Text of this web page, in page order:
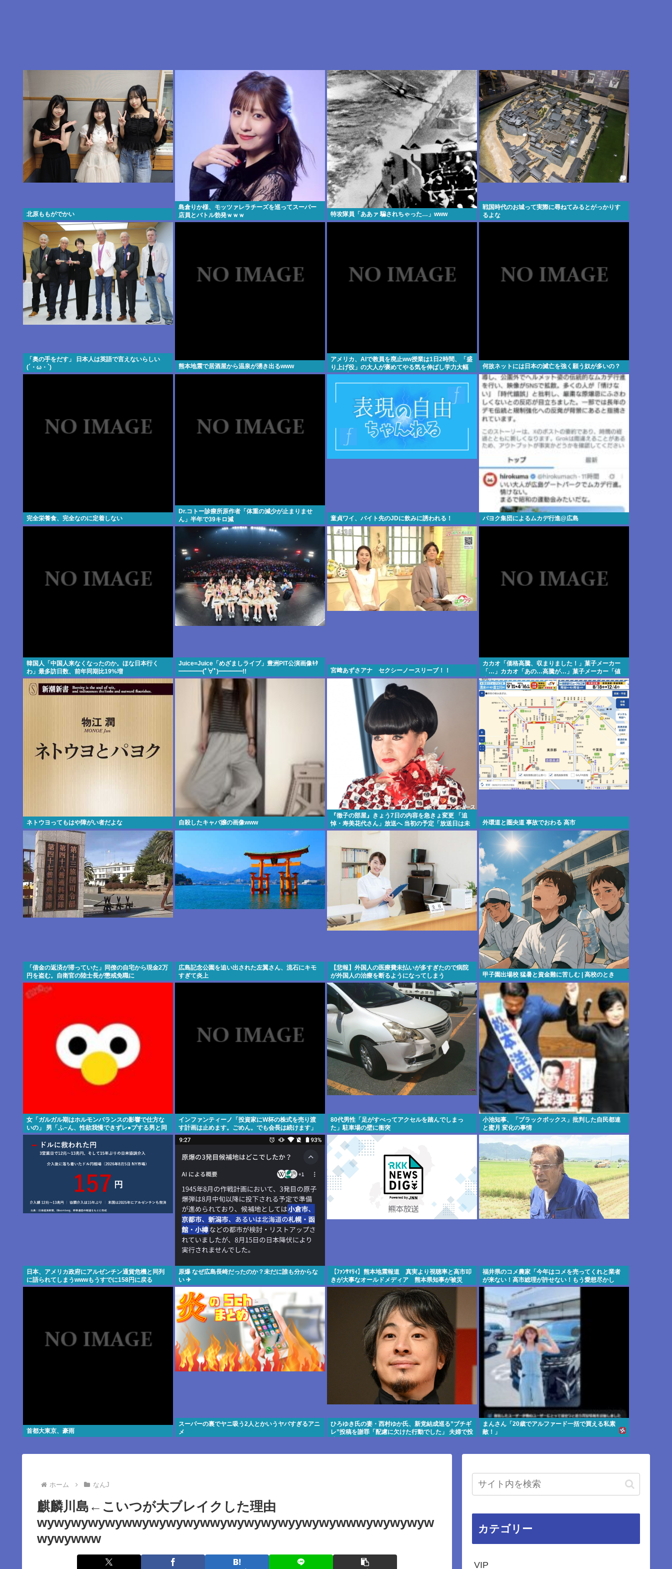
北原ももがでかい
島倉りか様、モッツァレラチーズを巡ってスーパー
店員とバトル勃発ｗｗｗ
特攻隊員「ああァ 騙されちゃった…」www
戦国時代のお城って実際に尋ねてみるとがっかりす
るよな
「奥の手をだす」 日本人は英語で言えないらしい
(´・ω・`)
熊本地震で居酒屋から温泉が湧き出るwww
アメリカ、AIで教員を廃止ww授業は1日2時間、「盛
り上げ役」の大人が褒めてやる気を伸ばし学力大幅
アップ
何故ネットには日本の滅亡を強く願う奴が多いの？
完全栄養食、完全なのに定着しない
Dr.コトー診療所原作者「体重の減少が止まりませ
ん」半年で39キロ減
童貞ワイ、バイト先のJDに飲みに誘われる！ パヨク集団によるムカデ行進@広島
韓国人「中国人来なくなったのか。ほな日本行く
わ」最多訪日数、前年同期比19%増
Juice=Juice「めざましライブ」豊洲PIT公演画像ｷﾀ
━━━━(ﾟ∀ﾟ)━━━━!!
宮﨑あずさアナ セクシーノースリーブ！！
カカオ「価格高騰、収まりました！」菓子メーカー
「…」カカオ「あの…高騰が…」菓子メーカー「値
上げします！！」
ネトウヨってもはや障がい者だよな 自殺したキャバ嬢の画像www
『徹子の部屋』きょう7日の内容を急きょ変更 「追
悼・寿美花代さん」放送へ 当初の予定「放送日は未
定です」
外環道と圏央道 事故でおわる 高市
「借金の返済が滞っていた」同僚の自宅から現金2万
円を盗む。自衛官の陸士長が懲戒免職に
広島記念公園を追い出された左翼さん、流石にキモ
すぎて炎上
【悲報】外国人の医療費未払いが多すぎたので病院
が外国人の治療を断るようになってしまう
甲子園出場校 猛暑と資金難に苦しむ | 高校のとき
女「ガルガル期はホルモンバランスの影響で仕方な
いの」 男「ふ~ん、性欲我慢できずレ●プする男と同
じだね」
インファンティーノ「投資家にW杯の株式を売り渡
す計画は止めます。ごめん。でも会長は続けます」
80代男性「足がすべってアクセルを踏んでしまっ
た」駐車場の壁に衝突
小池知事、「ブラックボックス」批判した自民都連
と蜜月 変化の事情
日本、アメリカ政府にアルゼンチン通貨危機と同列
に語られてしまうwwwもうすでに158円に戻る
原爆 なぜ広島長崎だったのか？未だに誰も分からな
い ✈
【ﾌｧﾝｻﾏﾘｨ】熊本地震報道 真実より視聴率と高市叩
きが大事なオールドメディア 熊本県知事が被災
者・遺族への取材に怒り「極めて強い不満、苦情が
福井県のコメ農家「今年はコメを売ってくれと業者
が来ない！高市総理が許せない！もう愛想尽かし
た！！！」
首都大東京、豪雨
スーパーの裏でヤニ吸う2人とかいうヤバすぎるアニ
メ
ひろゆき氏の妻・西村ゆか氏、新党結成巡る”ブチギ
レ”投稿を謝罪「配慮に欠けた行動でした」 夫婦で投
まんさん「20歳でアルファード一括で買える私素
敵！」
ホーム なんJ
麒麟川島←こいつが大ブレイクした理由
wywywywywywwywywywywwywywywywyywywywwwywywywyw
wywywww
カテゴリー
VIP